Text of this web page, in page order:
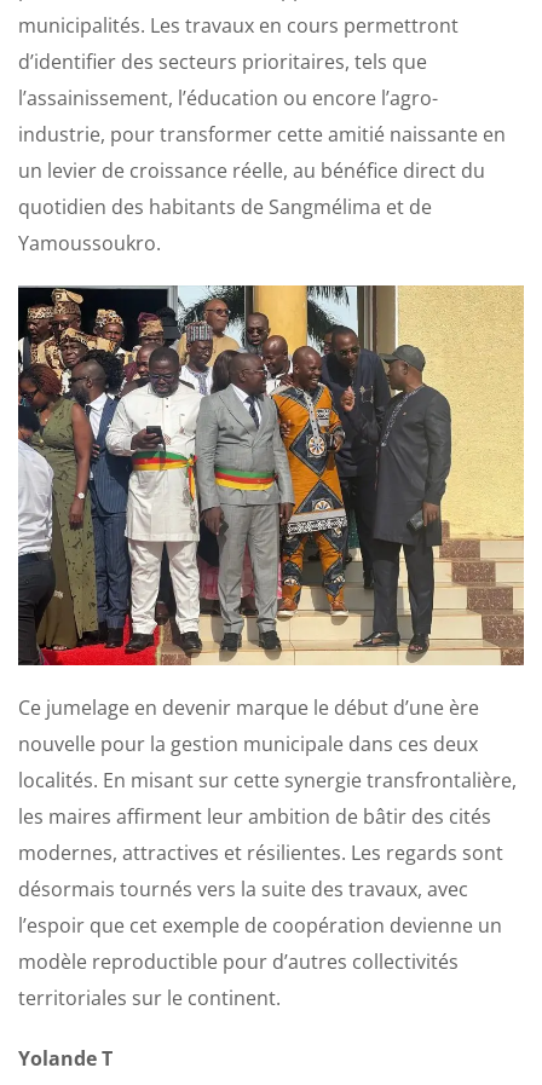
municipalités. Les travaux en cours permettront
d’identifier des secteurs prioritaires, tels que
l’assainissement, l’éducation ou encore l’agro-
industrie, pour transformer cette amitié naissante en
un levier de croissance réelle, au bénéfice direct du
quotidien des habitants de Sangmélima et de
Yamoussoukro.
Ce jumelage en devenir marque le début d’une ère
nouvelle pour la gestion municipale dans ces deux
localités. En misant sur cette synergie transfrontalière,
les maires affirment leur ambition de bâtir des cités
modernes, attractives et résilientes. Les regards sont
désormais tournés vers la suite des travaux, avec
l’espoir que cet exemple de coopération devienne un
modèle reproductible pour d’autres collectivités
territoriales sur le continent.
Yolande T